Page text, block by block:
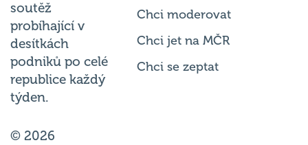
soutěž
probíhající v
desítkách
podniků po celé
republice každý
týden.
© 2026
Chci moderovat
Chci jet na MČR
Chci se zeptat